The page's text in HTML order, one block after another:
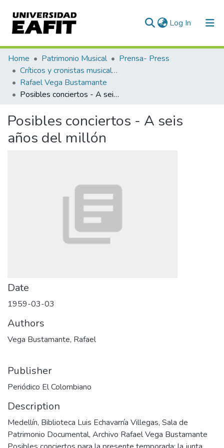
Log In (current)
Communities & Collections
All of DSpace
Statistics
Home Patrimonio Musical
Prensa- Press
Críticos y cronistas musicales
Rafael Vega Bustamante
Posibles conciertos - A seis años del millón
Posibles conciertos - A seis
años del millón
Date
1959-03-03
Authors
Vega Bustamante, Rafael
Publisher
Periódico El Colombiano
Description
Medellín, Biblioteca Luis Echavarría Villegas, Sala de
Patrimonio Documental, Archivo Rafael Vega Bustamante